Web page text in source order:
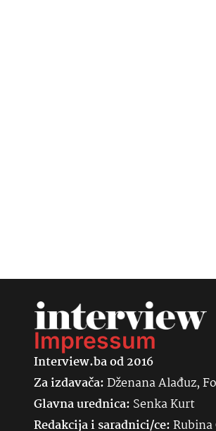
Impressum
Interview.ba od 2016
Za izdavača:Dženana Alađuz,
Glavna urednica: SenkaKurt
Redakcija i saradnici/ce: